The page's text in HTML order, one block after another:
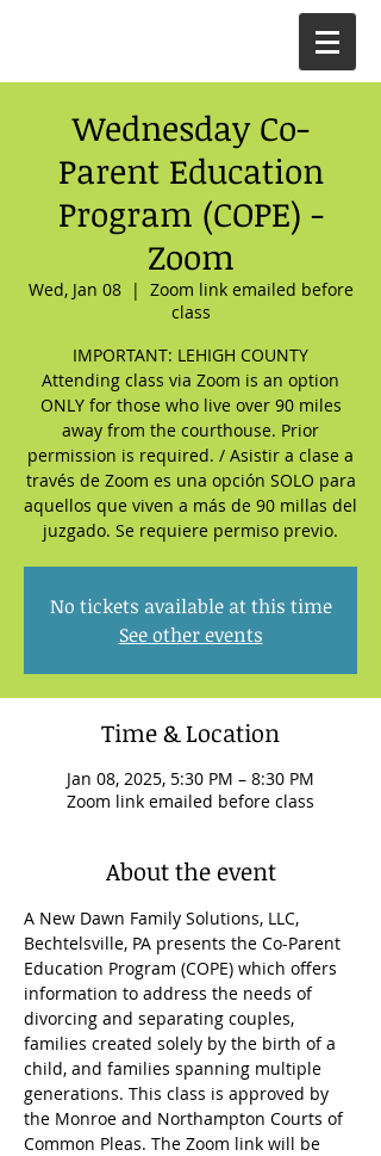
Wednesday Co-
Parent Education
Program (COPE) -
Zoom
Wed, Jan 08
  |
Zoom link emailed before
class
IMPORTANT: LEHIGH COUNTY
Attending class via Zoom is an option
ONLY for those who live over 90 miles
away from the courthouse. Prior
permission is required. / Asistir a clase a
través de Zoom es una opción SOLO para
aquellos que viven a más de 90 millas del
juzgado. Se requiere permiso previo.
No tickets available at this time
See other events
Time & Location
Jan 08, 2025, 5:30 PM – 8:30 PM
Zoom link emailed before class
About the event
A New Dawn Family Solutions, LLC,
Bechtelsville, PA presents the Co-Parent
Education Program (COPE) which offers
information to address the needs of
divorcing and separating couples,
families created solely by the birth of a
child, and families spanning multiple
generations. This class is approved by
the Monroe and Northampton Courts of
Common Pleas. The Zoom link will be